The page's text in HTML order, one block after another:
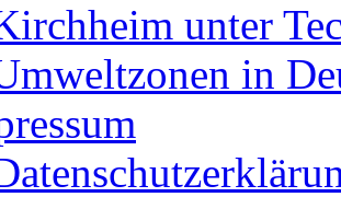
unter
in